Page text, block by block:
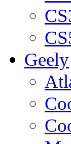
Geely